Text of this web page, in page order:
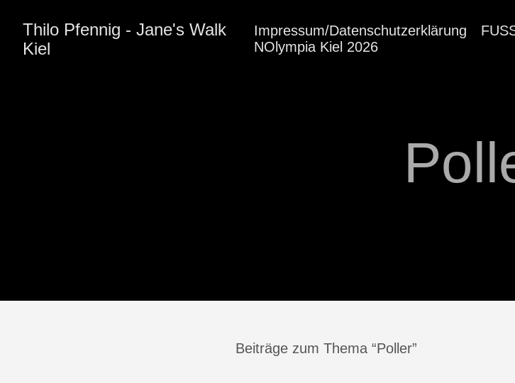
Thilo Pfennig - Jane's Walk
Kiel
Impressum/Datenschutzerklärung
NOlympia Kiel 2026
Beiträge zum Thema “Poller”